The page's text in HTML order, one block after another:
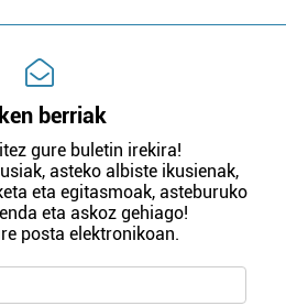
berriak
gure buletin irekira!
asteko albiste ikusienak,
eta egitasmoak, asteburuko
eta askoz gehiago!
posta elektronikoan.